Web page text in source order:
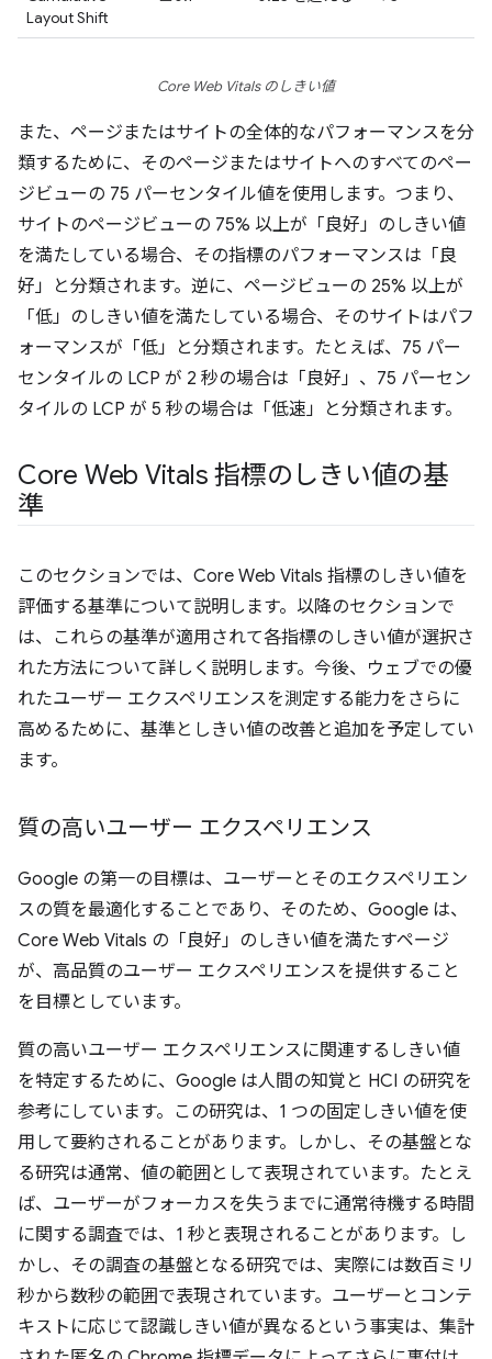
Layout Shift
Core Web Vitals のしきい値
また、ページまたはサイトの全体的なパフォーマンスを分
類するために、そのページまたはサイトへのすべてのペー
ジビューの 75 パーセンタイル値を使用します。つまり、
サイトのページビューの 75% 以上が「良好」のしきい値
を満たしている場合、その指標のパフォーマンスは「良
好」と分類されます。逆に、ページビューの 25% 以上が
「低」のしきい値を満たしている場合、そのサイトはパフ
ォーマンスが「低」と分類されます。たとえば、75 パー
センタイルの LCP が 2 秒の場合は「良好」、75 パーセン
タイルの LCP が 5 秒の場合は「低速」と分類されます。
Core Web Vitals 指標のしきい値の基
準
このセクションでは、Core Web Vitals 指標のしきい値を
評価する基準について説明します。以降のセクションで
は、これらの基準が適用されて各指標のしきい値が選択さ
れた方法について詳しく説明します。今後、ウェブでの優
れたユーザー エクスペリエンスを測定する能力をさらに
高めるために、基準としきい値の改善と追加を予定してい
ます。
質の高いユーザー エクスペリエンス
Google の第一の目標は、ユーザーとそのエクスペリエン
スの質を最適化することであり、そのため、Google は、
Core Web Vitals の「良好」のしきい値を満たすページ
が、高品質のユーザー エクスペリエンスを提供すること
を目標としています。
質の高いユーザー エクスペリエンスに関連するしきい値
を特定するために、Google は人間の知覚と HCI の研究を
参考にしています。この研究は、1 つの固定しきい値を使
用して要約されることがあります。しかし、その基盤とな
る研究は通常、値の範囲として表現されています。たとえ
ば、ユーザーがフォーカスを失うまでに通常待機する時間
に関する調査では、1 秒と表現されることがあります。し
かし、その調査の基盤となる研究では、実際には数百ミリ
秒から数秒の範囲で表現されています。ユーザーとコンテ
キストに応じて認識しきい値が異なるという事実は、集計